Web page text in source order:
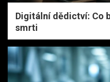
Digitální dědictví: Co
smrti